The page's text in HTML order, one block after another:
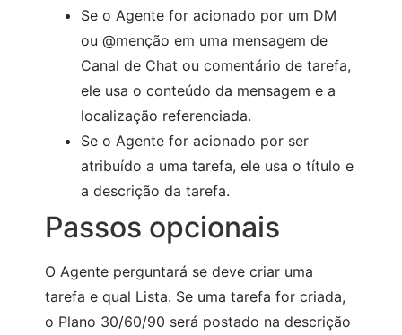
Se o Agente for acionado por um DM
ou @menção em uma mensagem de
Canal de Chat ou comentário de tarefa,
ele usa o conteúdo da mensagem e a
localização referenciada.
Se o Agente for acionado por ser
atribuído a uma tarefa, ele usa o título e
a descrição da tarefa.
Passos opcionais
O Agente perguntará se deve criar uma
tarefa e qual Lista. Se uma tarefa for criada,
o Plano 30/60/90 será postado na descrição